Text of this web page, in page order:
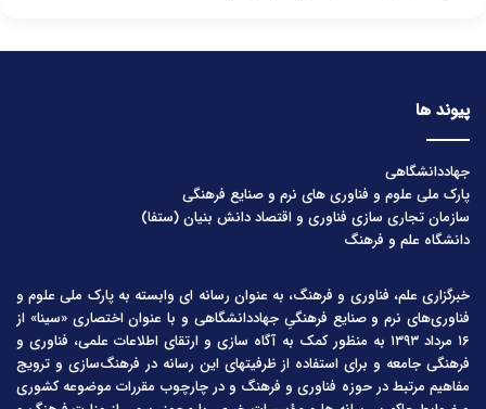
پیوند ها
جهاددانشگاهی
پارک ملی علوم و فناوری های نرم و صنایع فرهنگی
سازمان تجاری سازی فناوری و اقتصاد دانش بنیان (ستفا)
دانشگاه علم و فرهنگ
خبرگزاری علم، فناوری و فرهنگ، به عنوان رسانه ای وابسته به پارک ملی علوم و
فناوری‌های نرم و صنایع فرهنگیِ جهاددانشگاهی و با عنوان اختصاری «سینا» از
۱۶ مرداد ۱۳۹۳ به منظور کمک به آگاه سازی و ارتقای اطلاعات علمی، فناوری و
فرهنگی جامعه و برای استفاده از ظرفیتهای این رسانه در فرهنگ‌سازی و ترویج
مفاهیم مرتبط در حوزه فناوری و فرهنگ و در چارچوب مقررات موضوعه کشوری